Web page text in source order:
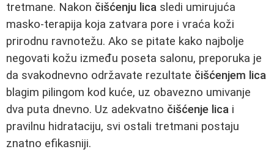
tretmane. Nakon čišćenju lica sledi umirujuća
masko-terapija koja zatvara pore i vraća koži
prirodnu ravnotežu. Ako se pitate kako najbolje
negovati kožu između poseta salonu, preporuka je
da svakodnevno održavate rezultate čišćenjem lica
blagim pilingom kod kuće, uz obavezno umivanje
dva puta dnevno. Uz adekvatno čišćenje lica i
pravilnu hidrataciju, svi ostali tretmani postaju
znatno efikasniji.